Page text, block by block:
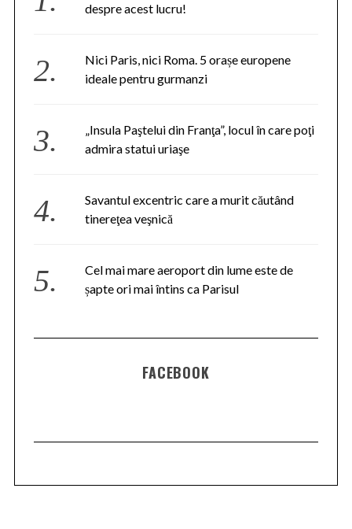
despre acest lucru!
Nici Paris, nici Roma. 5 orașe europene
ideale pentru gurmanzi
„Insula Paştelui din Franţa”, locul în care poţi
admira statui uriaşe
Savantul excentric care a murit căutând
tinereţea veşnică
Cel mai mare aeroport din lume este de
șapte ori mai întins ca Parisul
FACEBOOK